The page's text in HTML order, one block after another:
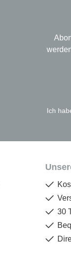
Ich
30